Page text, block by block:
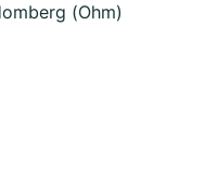
(Ohm)